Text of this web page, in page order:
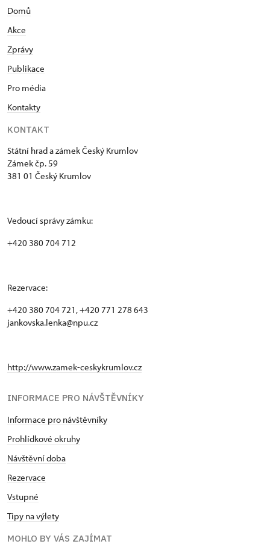
Domů
Akce
Zprávy
Publikace
Pro média
Kontakty
KONTAKT
Státní hrad a zámek Český Krumlov
Zámek čp. 59
381 01 Český Krumlov
Vedoucí správy zámku:
+420 380 704 712
Rezervace:
+420 380 704 721, +420 771 278 643
jankovska.lenka@npu.cz
http://www.zamek-ceskykrumlov.cz
INFORMACE PRO NÁVŠTĚVNÍKY
Informace pro návštěvníky
Prohlídkové okruhy
Návštěvní doba
Rezervace
Vstupné
Tipy na výlety
MOHLO BY VÁS ZAJÍMAT